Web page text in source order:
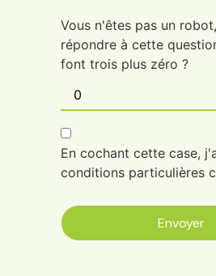
Vous n'êtes pas un
répondre à cette
font trois plus zéro ?
En cochant cette case,
conditions particulières
Envoyer